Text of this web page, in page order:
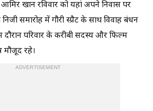
खान रविवार को यहां अपने निवास पर
समारोह में गौरी स्प्रैट के साथ विवाह बंधन
परिवार के करीबी सदस्य और फिल्म
मौजूद रहे।
ADVERTISEMENT